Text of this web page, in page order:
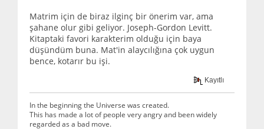
Matrim için de biraz ilginç bir önerim var, ama
şahane olur gibi geliyor. Joseph-Gordon Levitt.
Kitaptaki favori karakterim olduğu için baya
düşündüm buna. Mat'in alaycılığına çok uygun
bence, kotarır bu işi.
Kayıtlı
In the beginning the Universe was created.
This has made a lot of people very angry and been widely
regarded as a bad move.